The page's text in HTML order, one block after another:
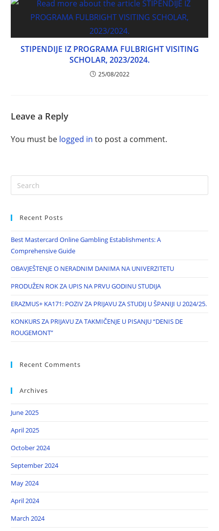
STIPENDIJE IZ PROGRAMA FULBRIGHT VISITING
SCHOLAR, 2023/2024.
25/08/2022
Leave a Reply
You must be logged in to post a comment.
Recent Posts
Best Mastercard Online Gambling Establishments: A
Comprehensive Guide
OBAVJEŠTENJE O NERADNIM DANIMA NA UNIVERZITETU
PRODUŽEN ROK ZA UPIS NA PRVU GODINU STUDIJA
ERAZMUS+ KA171: POZIV ZA PRIJAVU ZA STUDIJ U ŠPANIJI U 2024/25.
KONKURS ZA PRIJAVU ZA TAKMIČENJE U PISANJU “DENIS DE
ROUGEMONT”
Recent Comments
Archives
June 2025
April 2025
October 2024
September 2024
May 2024
April 2024
March 2024